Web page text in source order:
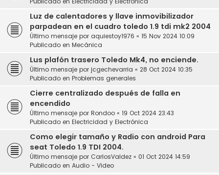
Luz de calentadores y llave inmovibilizador
parpadean en el cuadro toledo 1.9 tdi mk2 2004
Último mensaje por aquiestoy1976 « 15 Nov 2024 10:09
Publicado en Mecánica
Lus plafón trasero Toledo Mk4, no enciende.
Último mensaje por jcgechevarria « 28 Oct 2024 10:35
Publicado en Problemas generales
Cierre centralizado después de falla en
encendido
Último mensaje por Rondoo « 19 Oct 2024 23:43
Publicado en Electricidad y Electrónica
Como elegir tamaño y Radio con android Para
seat Toledo 1.9 TDI 2004.
Último mensaje por CarlosValdez « 01 Oct 2024 14:59
Publicado en Audio - Video